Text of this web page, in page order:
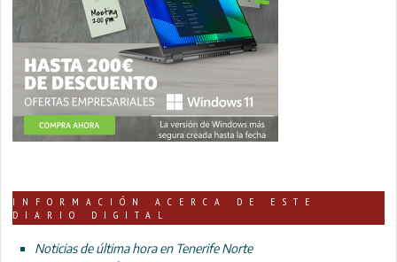
INFORMACIÓN ACERCA DE ESTE
DIARIO DIGITAL
Noticias de última hora en Tenerife Norte